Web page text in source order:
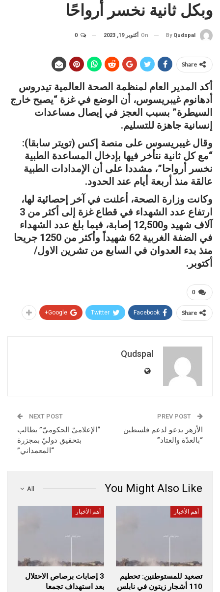
وبكل ثانية نخسر أرواحًا
By Qudspal
On أكتوبر 19, 2023
Share
أكد المدير العام لمنظمة الصحة العالمية تيدروس
أدهانوم غيبريسوس، أن الوضع في غزة “يصبح خارج
السيطرة” بسبب العجز في إيصال مساعدات
إنسانية جاهزة للتسليم.
وقال غيبريسوس على منصة إكس (تويتر سابقا):
“مع كل ثانية نتأخر فيها بإدخال المساعدة الطبية
نخسر أرواحا”، مشددا على أن الإمدادات الطبية
عالقة منذ أربعة أيام عند الحدود.
وكانت وزارة الصحة، أعلنت في آخر إحصائية لها،
ارتفاع عدد الشهداء في قطاع غزة إلى أكثر من 3
آلاف شهيد و12,500 إصابة، فيما بلغ عدد الشهداء
في الضفة الغربية 62 شهيداً وأكثر من 1250 جريحا
منذ بدء العدوان في السابع من تشرين الاول/
أكتوبر.
0
Share
Facebook
Twitter
Google+
Qudspal
الأزهر يدعو لدعم فلسطين
“بالعدّة والعتاد”
NEXT POST
“الإعلاميّ الحكوميّ” يطالب
بتحقيق دوليّ بمجزرة
“المعمداني”
All You Might Also Like
أهم الأخبار
تصعيد للمستوطنين: تحطيم
110 أشجار زيتون في نابلس
أهم الأخبار
3 إصابات برصاص الاحتلال
بعد استهداف تجمعا